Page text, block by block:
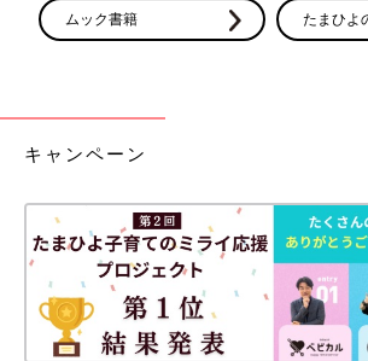
ムック書籍 たまひよ
キャンペーン